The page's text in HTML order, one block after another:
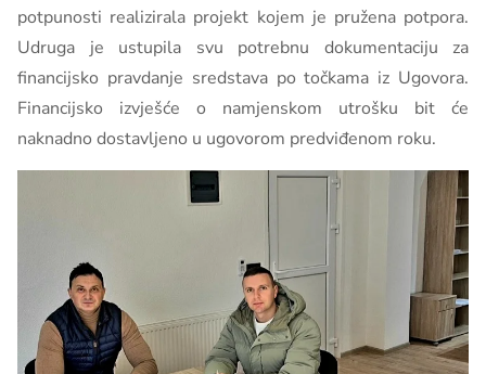
potpunosti realizirala projekt kojem je pružena potpora.
Udruga je ustupila svu potrebnu dokumentaciju za
financijsko pravdanje sredstava po točkama iz Ugovora.
Financijsko izvješće o namjenskom utrošku bit će
naknadno dostavljeno u ugovorom predviđenom roku.